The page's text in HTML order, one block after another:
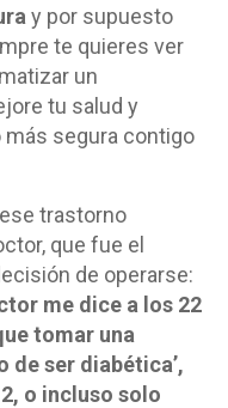
y por supuesto
te quieres ver
un
tu salud y
segura contigo
trastorno
que fue el
de operarse:
me dice a los 22
tomar una
de ser diabética’,
o incluso solo